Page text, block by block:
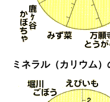
ミネラル（カリウム